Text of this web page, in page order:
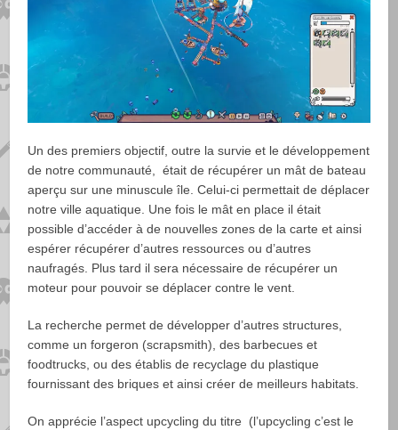
Un des premiers objectif, outre la survie et le développement
de notre communauté, était de récupérer un mât de bateau
aperçu sur une minuscule île. Celui-ci permettait de déplacer
notre ville aquatique. Une fois le mât en place il était
possible d’accéder à de nouvelles zones de la carte et ainsi
espérer récupérer d’autres ressources ou d’autres
naufragés. Plus tard il sera nécessaire de récupérer un
moteur pour pouvoir se déplacer contre le vent.
La recherche permet de développer d’autres structures,
comme un forgeron (scrapsmith), des barbecues et
foodtrucks, ou des établis de recyclage du plastique
fournissant des briques et ainsi créer de meilleurs habitats.
On apprécie l’aspect upcycling du titre (l’upcycling c’est le